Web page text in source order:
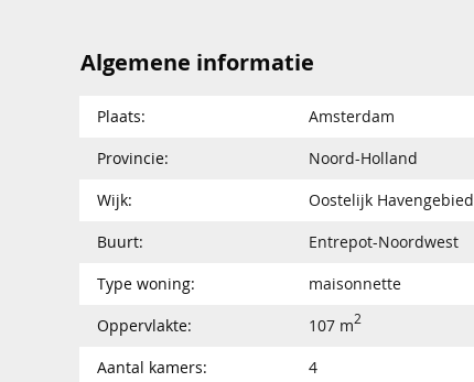
Algemene informatie
Plaats:
Amsterdam
Provincie:
Noord-Holland
Wijk:
Oostelijk Havengebied
Buurt:
Entrepot-Noordwest
Type woning:
maisonnette
Oppervlakte:
107 m2
Aantal kamers:
4